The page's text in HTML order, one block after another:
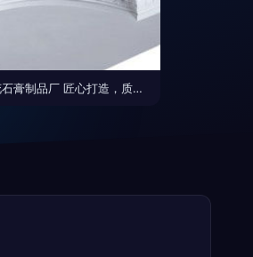
河南宇花石膏制品厂 匠心打造，质赢未来